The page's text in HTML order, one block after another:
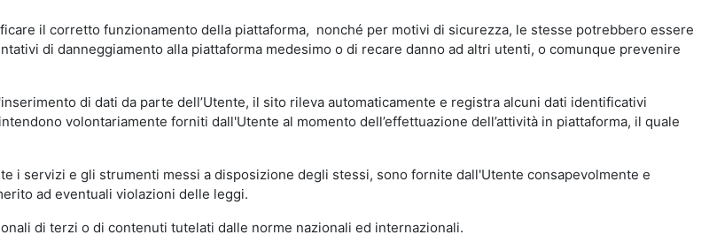
il corretto funzionamento della piattaforma, nonché per motivi di sicurezza, le stesse potrebbero essere
di danneggiamento alla piattaforma medesimo o di recare danno ad altri utenti, o comunque prevenire
di dati da parte dell’Utente, il sito rileva automaticamente e registra alcuni dati identificativi
volontariamente forniti dall'Utente al momento dell’effettuazione dell’attività in piattaforma, il quale
i servizi e gli strumenti messi a disposizione degli stessi, sono fornite dall'Utente consapevolmente e
ad eventuali violazioni delle leggi.
di terzi o di contenuti tutelati dalle norme nazionali ed internazionali.